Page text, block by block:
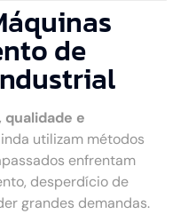
de
qualidade e
utilizam métodos
enfrentam
desperdício de
grandes demandas.